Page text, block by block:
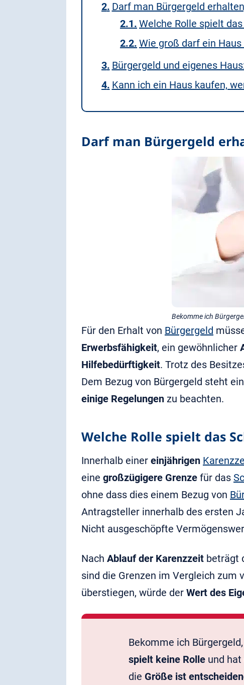
Darf man Bürgergeld
Welche Rolle spielt
Wie groß darf ein
Bürgergeld und eigenes
Kann ich ein Haus kaufen,
Darf man Bürgergeld
Bekomme ich
Für den Erhalt von Bürgergeld
Erwerbsfähigkeit, ein gewöhnlicher
Hilfebedürftigkeit. Trotz des
Dem Bezug von Bürgergeld steht ein
einige Regelungen zu beachten.
Welche Rolle spielt das
Innerhalb einer einjährigen
eine großzügigere Grenze für das
ohne dass dies einem Bezug von
Antragsteller innerhalb des ersten
Nicht ausgeschöpfte
Nach Ablauf der Karenzzeit beträgt
sind die Grenzen im Vergleich zum
überstiegen, würde der Wert des
Bekomme ich
spielt keine Rolle und
die Größe ist